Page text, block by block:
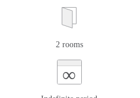
2 rooms
∞